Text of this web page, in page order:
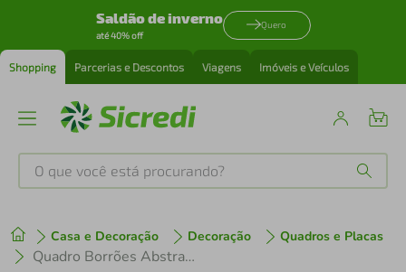
Saldão de inverno
até 40% off
Quero
Shopping Parcerias e Descontos Viagens Imóveis e Veículos
O que você está procurando?
Casa e Decoração Decoração Quadros e Placas
Quadro Borrões Abstratos 86x60 Filete Preto
1º tenis